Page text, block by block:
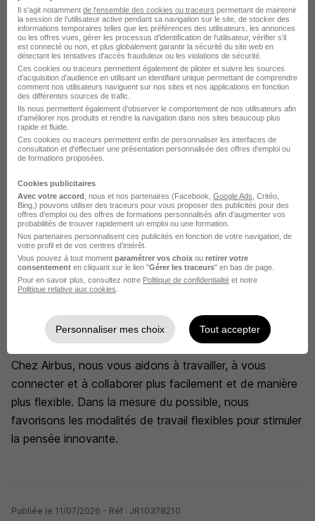
Famille d'emplois:
Analyse Structures & Syst. Dynamiques
En soumettant votre CV ou votre candidature, vous
autorisez Airbus à utiliser et stocker des informations
vous concernant à des fins de suivi de votre
candidature ou de futurs emplois. Ces informations ne
seront utilisées que par Airbus.
Airbus s'engage à assurer la diversité de sa main-
d'oeuvre et à créer un environnement de travail inclusif.
Nous accueillons toutes les candidatures, quels que
soient le milieu social et culturel, l'âge, le genre,
l'invalidité, l'orientation sexuelle ou les croyances
religieuses des postulants.
Airbus est depuis toujours attaché à l'égalité des
chances pour tous. En tant que tel, nous ne
demanderons jamais aucun type d'avance de frais dans
usurpation d'identité d'Airbus à cette fin doit être
signalée à.
Chez Airbus, nous vous aidons à travailler, à vous
connecter et à collaborer plus facilement et de manière
plus flexible. Dans la mesure du possible, nous
favorisons les modalités de travail flexibles pour stimuler
la pensée innovante.
Publiée le 11/07/2026 - Réf : JR10378210
Il s'agit notamment de l'ensemble des cookies ou traceurs permettant de maintenir
la session de l'utilisateur active pendant sa navigation sur le site, de stocker des
informations temporaires telles que les préférences des utilisateurs, les annonces
ou les offres vues, gérer les processus d'identification de l'utilisateur, vérifier s'il
est connecté ou non, et plus globalement garantir la sécurité du site web en
détectant les tentatives d'accès frauduleux ou les violations de sécurité.
Ces cookies ou traceurs permettent également de piloter et suivre les sources
d'acquisition d'audience en utilisant un identifiant unique permettant de comprendre
comment nos utilisateurs naviguent sur nos sites et nos applications en fonction
des différentes sources de trafic.
Ils nous permettent également d’observer le comportement de nos utilisateurs afin
d'améliorer nos produits et rendre la navigation dans nos sites beaucoup plus
rapide et fluide.
Ces cookies ou traceurs permettent enfin de personnaliser les interfaces de
consultation et d'effectuer une présentation personnalisée des offres d'emploi ou
de formations proposées.
Cookies publicitaires
Avec votre accord , nous et nos partenaires (Facebook, Google Ads , Critéo,
Bing,) pouvons utiliser des traceurs pour vous proposer des publicités pour des
offres d’emploi ou des offres de formations personnalisés afin d’augmenter vos
probabilités de trouver rapidement un emploi ou une formation.
Nos partenaires personnalisent ces publicités en fonction de votre navigation, de
votre profil et de vos centres d’intérêt.
Vous pouvez à tout moment paramétrer vos choix ou retirer votre
consentement en cliquant sur le lien "Gérer les traceurs" en bas de page.
Pour en savoir plus, consultez notre Politique de confidentialité et notre
Politique relative aux cookies
Personnaliser mes choix Tout accepter